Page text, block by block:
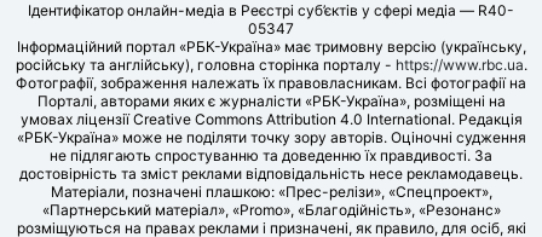
Ідентифікатор онлайн-медіа в Реєстрі суб’єктів у сфері медіа — R40-
05347
Інформаційний портал «РБК-Україна» має тримовну версію (українську,
російську та англійську), головна сторінка порталу - https://www.rbc.ua.
Фотографії, зображення належать їх правовласникам. Всі фотографії на
Порталі, авторами яких є журналісти «РБК-Україна», розміщені на
умовах ліцензії Creative Commons Attribution 4.0 International. Редакція
«РБК-Україна» може не поділяти точку зору авторів. Оціночні судження
не підлягають спростуванню та доведенню їх правдивості. За
достовірність та зміст реклами відповідальність несе рекламодавець.
Матеріали, позначені плашкою: «Прес-релізи», «Спецпроект»,
«Партнерський матеріал», «Promo», «Благодійність», «Резонанс»
розміщуються на правах реклами і призначені, як правило, для осіб, які